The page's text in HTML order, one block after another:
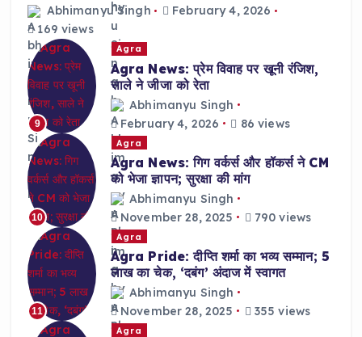
Abhimanyu Singh
February 4, 2026
169 views
9
Agra
Agra News: प्रेम विवाह पर खूनी रंजिश,
साले ने जीजा को रेता
Abhimanyu Singh
February 4, 2026
86 views
10
Agra
Agra News: गिग वर्कर्स और हॉकर्स ने CM
को भेजा ज्ञापन; सुरक्षा की मांग
Abhimanyu Singh
November 28, 2025
790 views
11
Agra
Agra Pride: दीप्ति शर्मा का भव्य सम्मान; 5
लाख का चेक, ‘दबंग’ अंदाज में स्वागत
Abhimanyu Singh
November 28, 2025
355 views
Agra